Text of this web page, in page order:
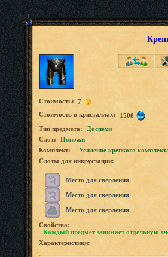
Стоимость: 7
Стоимость в кристаллах:
1500
Tип предмета:
Доспехи
Слот:
Поножи
Комплект:
Усиление крепкого
Слоты для инкрустации:
Место для сверления
Место для сверления
Место для сверления
Свойства:
Каждый предмет занимает отдельную
Характеристики: